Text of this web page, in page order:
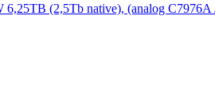
(2,5Tb native), (analog